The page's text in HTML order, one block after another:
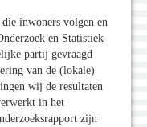
inwoners volgen en
en Statistiek
partij gevraagd
van de (lokale)
wij de resultaten
in het
zijn